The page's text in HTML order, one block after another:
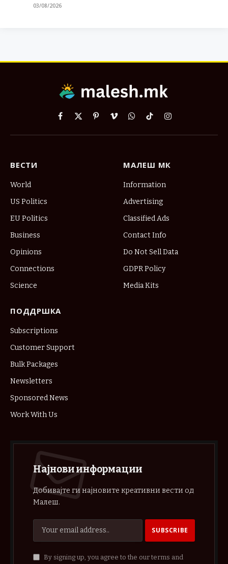
03/08/2026
Facebook
X
PinterestVimeoWhatsApp
TikTokInstagram
ВЕСТИ
World
US Politics
EU Politics
Business
Opinions
Connections
Science
МАЛЕШ МК
Information
Advertising
Classified Ads
Contact Info
Do Not Sell Data
GDPR Policy
Media Kits
ПОДДРШКА
Subscriptions
Customer Support
Bulk Packages
Newsletters
Sponsored News
Work With Us
Најнови информации
Добивајте ги најновите креативни вести од
Малеш.
By signing up, you agree to the our terms and